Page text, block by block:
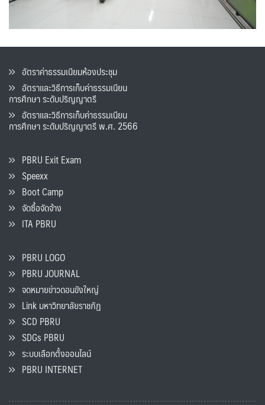
อัตราค่าธรรมเนียมห้องประชุม
อัตราและวิธีการเก็บค่าธรรมเนียน
การศึกษา ระดับปริญญาตรี
อัตราและวิธีการเก็บค่าธรรมเนียน
การศึกษา ระดับปริญญาตรี พ.ศ. 2566
PBRU Exit Exam
Speexx
Boot Camp
จัดซื้อจัดจ้าง
ITA PBRU
PBRU LOGO
PBRU JOURNAL
จดหมายข่าวดอนขังใหญ่
Link มหาวิทยาลัยราชภัฏ
SCD PBRU
SDGs PBRU
ระบบเลือกตั้งออนไลน์
PBRU INTERNET